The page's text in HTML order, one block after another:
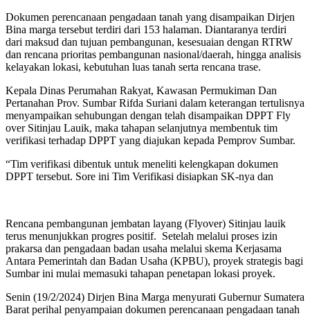
Dokumen perencanaan pengadaan tanah yang disampaikan Dirjen
Bina marga tersebut terdiri dari 153 halaman. Diantaranya terdiri
dari maksud dan tujuan pembangunan, kesesuaian dengan RTRW
dan rencana prioritas pembangunan nasional/daerah, hingga analisis
kelayakan lokasi, kebutuhan luas tanah serta rencana trase.
Kepala Dinas Perumahan Rakyat, Kawasan Permukiman Dan
Pertanahan Prov. Sumbar Rifda Suriani dalam keterangan tertulisnya
menyampaikan sehubungan dengan telah disampaikan DPPT Fly
over Sitinjau Lauik, maka tahapan selanjutnya membentuk tim
verifikasi terhadap DPPT yang diajukan kepada Pemprov Sumbar.
“Tim verifikasi dibentuk untuk meneliti kelengkapan dokumen
DPPT tersebut. Sore ini Tim Verifikasi disiapkan SK-nya dan
Rencana pembangunan jembatan layang (Flyover) Sitinjau lauik
terus menunjukkan progres positif. Setelah melalui proses izin
prakarsa dan pengadaan badan usaha melalui skema Kerjasama
Antara Pemerintah dan Badan Usaha (KPBU), proyek strategis bagi
Sumbar ini mulai memasuki tahapan penetapan lokasi proyek.
Senin (19/2/2024) Dirjen Bina Marga menyurati Gubernur Sumatera
Barat perihal penyampaian dokumen perencanaan pengadaan tanah